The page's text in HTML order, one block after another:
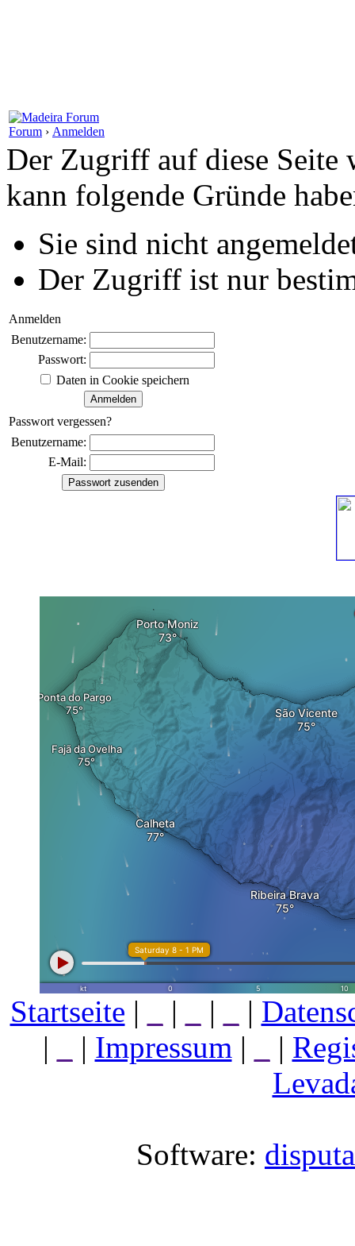
Forum › Anmelden
Der Zugriff auf diese Seite
kann folgende Gründe
Sie sind nicht
Der Zugriff ist nur
Anmelden
Benutzername:
Passwort:
Daten in Cookie speichern
Passwort vergessen?
Benutzername:
E-Mail:
Startseite | | | |
|
| Impressum | |
Software: